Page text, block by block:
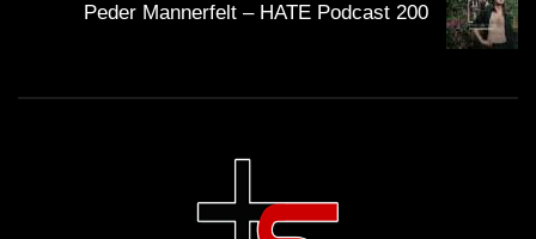
Peder Mannerfelt – HATE Podcast 200